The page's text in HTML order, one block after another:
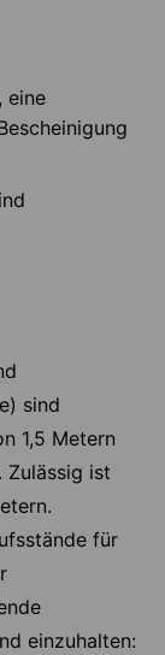
eine
sind
1,5 Metern
Zulässig ist
für
einzuhalten: